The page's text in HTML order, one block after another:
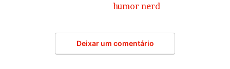
humor nerd
Deixar um comentário